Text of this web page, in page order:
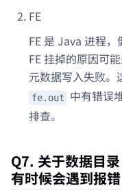
FE
FE 是 Java 进程
FE 挂掉的原因可
元数据写入失败。
fe.out
中有错误
排查。
Q7. 关于数据目
有时候会遇到报错